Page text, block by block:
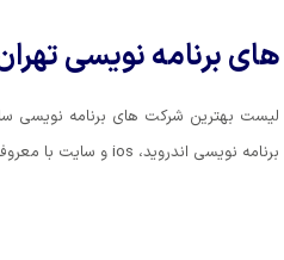
برنامه نویسی
لیست بهترین شرکت های برنامه نویسی
برنامه نویسی اندروید، ios و سایت با معروف ترین نمونه کارهای ایرانی.